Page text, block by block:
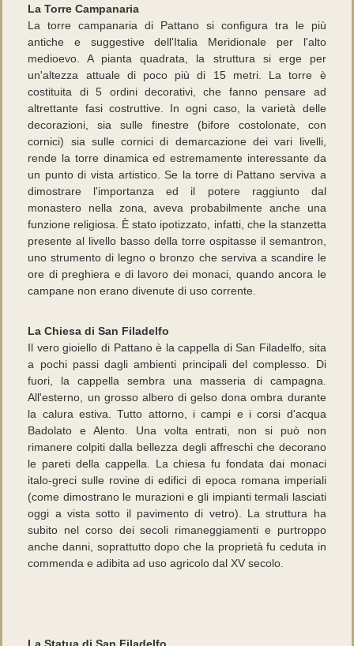
La Torre Campanaria
La torre campanaria di Pattano si configura tra le più
antiche e suggestive dell'Italia Meridionale per l'alto
medioevo. A pianta quadrata, la struttura si erge per
un'altezza attuale di poco più di 15 metri. La torre è
costituita di 5 ordini decorativi, che fanno pensare ad
altrettante fasi costruttive. In ogni caso, la varietà delle
decorazioni, sia sulle finestre (bifore costolonate, con
cornici) sia sulle cornici di demarcazione dei vari livelli,
rende la torre dinamica ed estremamente interessante da
un punto di vista artistico. Se la torre di Pattano serviva a
dimostrare l'importanza ed il potere raggiunto dal
monastero nella zona, aveva probabilmente anche una
funzione religiosa. È stato ipotizzato, infatti, che la stanzetta
presente al livello basso della torre ospitasse il semantron,
uno strumento di legno o bronzo che serviva a scandire le
ore di preghiera e di lavoro dei monaci, quando ancora le
campane non erano divenute di uso corrente.
La Chiesa di San Filadelfo
Il vero gioiello di Pattano è la cappella di San Filadelfo, sita
a pochi passi dagli ambienti principali del complesso. Di
fuori, la cappella sembra una masseria di campagna.
All'esterno, un grosso albero di gelso dona ombra durante
la calura estiva. Tutto attorno, i campi e i corsi d'acqua
Badolato e Alento. Una volta entrati, non si può non
rimanere colpiti dalla bellezza degli affreschi che decorano
le pareti della cappella. La chiesa fu fondata dai monaci
italo-greci sulle rovine di edifici di epoca romana imperiali
(come dimostrano le murazioni e gli impianti termali lasciati
oggi a vista sotto il pavimento di vetro). La struttura ha
subito nel corso dei secoli rimaneggiamenti e purtroppo
anche danni, soprattutto dopo che la proprietà fu ceduta in
commenda e adibita ad uso agricolo dal XV secolo.